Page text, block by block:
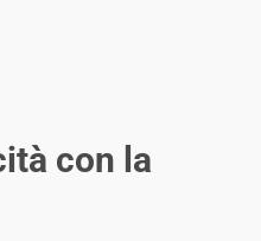
con la